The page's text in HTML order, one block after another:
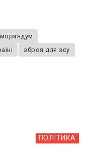
зброя для зсу
ПОЛІТИКА